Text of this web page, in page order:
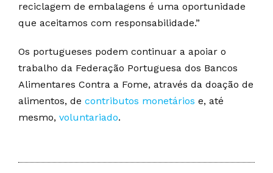
reciclagem de embalagens é uma oportunidade
que aceitamos com responsabilidade.”
Os portugueses podem continuar a apoiar o
trabalho da Federação Portuguesa dos Bancos
Alimentares Contra a Fome, através da doação de
alimentos, de contributos monetários e, até
mesmo, voluntariado.